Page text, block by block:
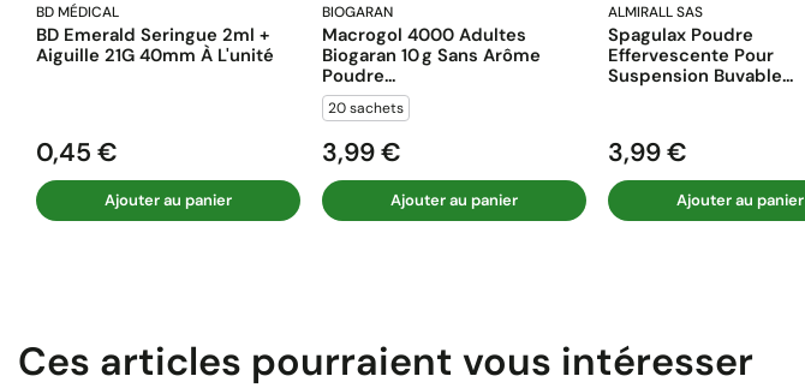
BD MÉDICAL
BD Emerald Seringue 2ml +
Aiguille 21G 40mm À L'unité
Prix
0,45 €
Ajouter au panier
BIOGARAN
Macrogol 4000 Adultes
Biogaran 10 G Sans Arôme
Poudre...
20 sachets
Prix
3,99 €
Ajouter au panier
ALMIRALL SAS
Spagulax Poudre
Effervescente Pour
Suspension Buvable...
Prix
3,99 €
Ajouter au panier
Ces articles pourraient vous intéresser